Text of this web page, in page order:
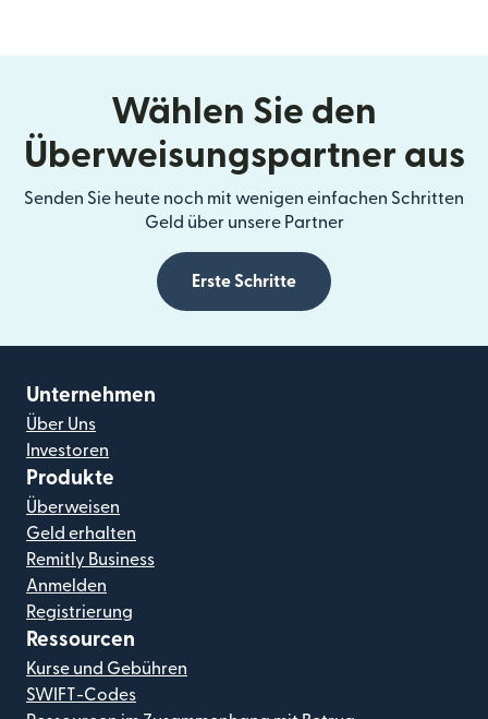
Wählen Sie den
Überweisungspartner aus
Senden Sie heute noch mit wenigen einfachen Schritten
Geld über unsere Partner
Erste Schritte
Unternehmen
Über Uns
Investoren
Produkte
Überweisen
Geld erhalten
Remitly Business
Anmelden
Registrierung
Ressourcen
Kurse und Gebühren
SWIFT-Codes